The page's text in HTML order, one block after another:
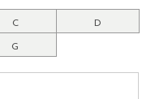
C D
G